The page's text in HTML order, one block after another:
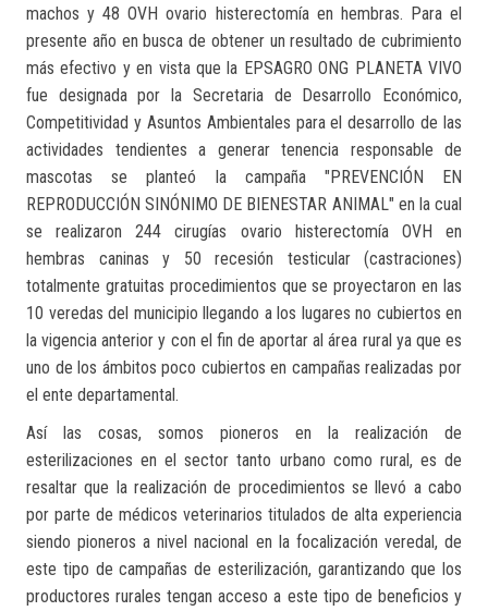
machos y 48 OVH ovario histerectomía en hembras. Para el
presente año en busca de obtener un resultado de cubrimiento
más efectivo y en vista que la EPSAGRO ONG PLANETA VIVO
fue designada por la Secretaria de Desarrollo Económico,
Competitividad y Asuntos Ambientales para el desarrollo de las
actividades tendientes a generar tenencia responsable de
mascotas se planteó la campaña "PREVENCIÓ​N EN
REPRODUCCIÓN SINÓNIMO DE BIENESTAR ANIMAL" en la cual
se realizaron 244 cirugías ovario histerectomía OVH en
hembras caninas y 50 recesión testicular (castraciones)
totalmente gratuitas procedimientos que se proyectaron en las
10 veredas del municipio llegando a los lugares no cubiertos en
la vigencia anterior y con el fin de aportar al área rural ya que es
uno de los ámbitos poco cubiertos en campañas realizadas por
el ente departamental.
Así las cosas, somos pioneros en la realización de
esterilizaciones en el sector tanto urbano como rural, es de
resaltar que la realización de procedimientos se llevó a cabo
por parte de médicos veterinarios titulados de alta experiencia
siendo pioneros a nivel nacional en la focalización veredal, de
este tipo de campañas de esterilización, garantizando que los
productores rurales tengan acceso a este tipo de beneficios y